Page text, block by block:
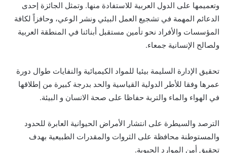
وتعميمها على الدول العربية للاستفادة منها. وتمثل الجائزة إحدى
الدعائم المهمة في تشجيع العمل البيئي ونشر الوعي، وحافزاً لكافة
المؤسسات والأفراد نحو تأمين مستقبل أبنائنا في المنطقة العربية
ولصالح الإنسانية جمعاء.
تحقيق الإدارة السليمة بيئيا للمواد الكيميائية والنفايات طوال دورة
عمرها وفقا للأطر الدولية القياسية والحد بدرجة كبيرة من إطلاقها
في الهواء والماء والتربة حفاظا على صحة الانسان و البيئة.
الترصد والسيطرة على انتشار الأمراض الحيوانية العابرة للحدود
والمستوطنة محافظة على الثروات والمقدرات الطبيعية بهدف
تحقيق أمن الموارد الحيوية.